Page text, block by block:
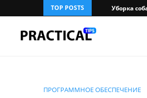
TOP POSTS Уборка
ПРОГРАММНОЕ ОБЕСПЕЧЕНИЕ